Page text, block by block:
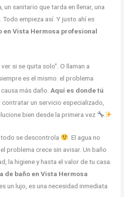
un sanitario que tarda en llenar, una
empieza así. Y justo ahí es
en Vista Hermosa profesional
si se quita solo”. O llaman a
es el mismo: el problema
más daño. Aquí es donde tú
: contratar un servicio especializado,
bien desde la primera vez
todo se descontrola
. El agua no
problema crece sin avisar. Un baño
la higiene y hasta el valor de tu casa.
de baño en Vista Hermosa
un lujo, es una necesidad inmediata